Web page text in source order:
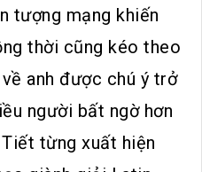
tượng mạng khiến
thời cũng kéo theo
anh được chú ý trở
người bất ngờ hơn
từng xuất hiện